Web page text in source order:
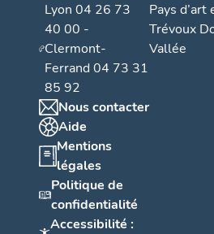
Lyon 04 26 73
40 00 -
Clermont-
Ferrand 04 73 31
85 92
Nous contacter
Aide
Mentions
légales
Politique de
confidentialité
Accessibilité :
Pays d’art
Trévoux
Vallée